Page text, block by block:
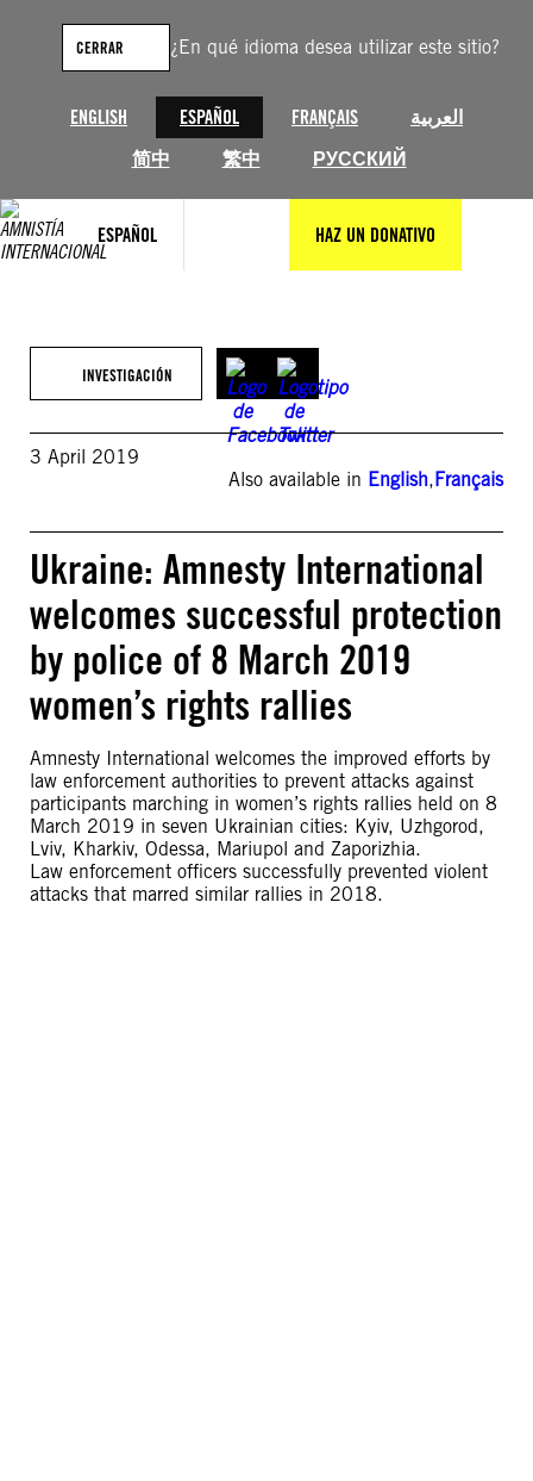
¿En qué idioma desea utilizar este sitio?
ENGLISH ESPAÑOL FRANÇAIS
العربية
简中
繁中 РУССКИЙ
CERRAR
ESPAÑOL HAZ UN DONATIVO
contenido
INVESTIGACIÓN
3 April 2019
Also available in English,Français
Ukraine: Amnesty International
welcomes successful protection
by police of 8 March 2019
women’s rights rallies
Amnesty International welcomes the improved efforts by
law enforcement authorities to prevent attacks against
participants marching in women’s rights rallies held on 8
March 2019 in seven Ukrainian cities: Kyiv, Uzhgorod,
Lviv, Kharkiv, Odessa, Mariupol and Zaporizhia.
Law enforcement officers successfully prevented violent
attacks that marred similar rallies in 2018.